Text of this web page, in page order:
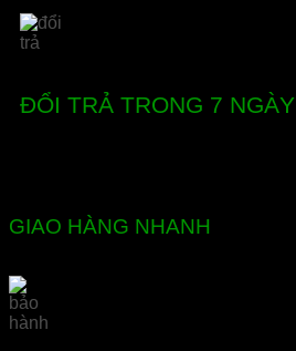
ĐỔI TRẢ TRONG 7 NGÀY
GIAO HÀNG NHANH